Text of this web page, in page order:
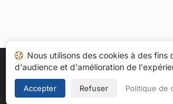
Accueil Mes avis Catégories
Politique de confidentialité
Copyright © 2026
Nous utilisons des cookies à des fins
d'audience et d'amélioration de
Accepter Refuser Politique de